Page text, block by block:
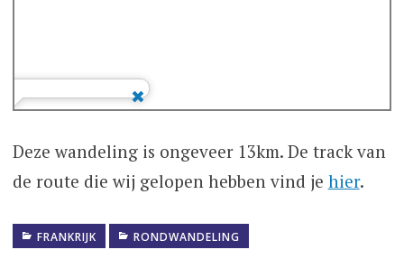
Deze wandeling is ongeveer 13km. De track van
de route die wij gelopen hebben vind je hier.
FRANKRIJK RONDWANDELING